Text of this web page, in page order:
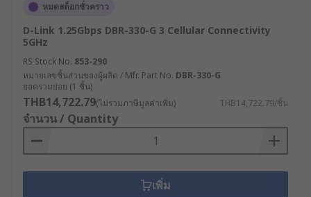
เราเตอร์อินเทอร์เน็ต หรือโมเด็มเราเตอร์ คืออุปกรณ์
เครือข่ายที่ช่วยให้เครื่องมือภายในอาคารสามารถ
เชื่อมต่อกับอินเทอร์เน็ตได้ โดยโมเด็มเราเตอร์จะรวม
ฟังก์ชันของโมเด็มและเราเตอร์ไว้ในอุปกรณ์เดียวกัน
โมเด็มทำหน้าที่รับบริการอินเทอร์เน็ตจากผู้ให้บริการ
เข้ามายังบ้านหรือสำนักงาน จากนั้นข้อมูลจะถูกส่งต่อ
ไปยังเราเตอร์ ซึ่งจะกระจายสัญญาณอินเทอร์เน็ตให้แก่
อุปกรณ์ WiFi ต่าง ๆ เช่น แล็ปท็อปหรือสมาร์ตโฟน การ
เชื่อมต่ออินเทอร์เน็ตนี้ประกอบด้วยข้อมูลแพ็กเก็ต เช่น
อีเมลหรือหน้าเว็บไซต์ ซึ่งมี IP Address ระบุปลายทาง
หมดสต็อกชั่วคราว
D-Link 1.25Gbps DBR-330-G 3 Cellular Connectivity
5GHz
RS Stock No. 853-290
หมายเลขชิ้นส่วนของผู้ผลิต / Mfr. Part No. DBR-330-G
ยอดรวมย่อย (1 ชิ้น)
THB14,722.79(ไม่รวมภาษีมูลค่าเพิ่ม) THB14,722.79/ชิ้น
จำนวน / Quantity
เพิ่ม